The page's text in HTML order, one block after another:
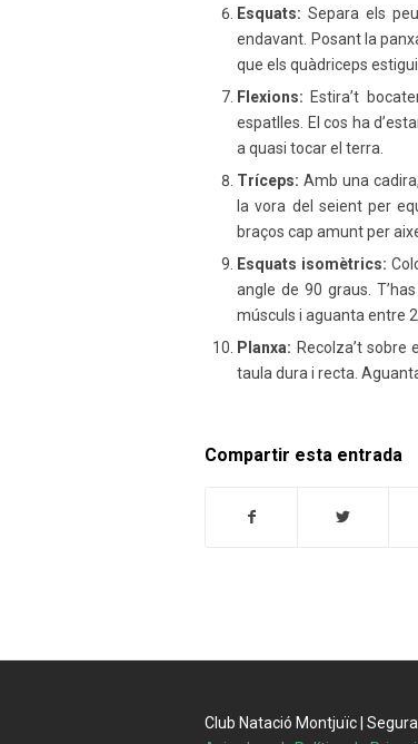
Esquats: Separa els
endavant. Posant la
que els quàdriceps
Flexions: Estira’t
espatlles. El cos ha
a quasi tocar el terra.
Tríceps: Amb una
la vora del seient per
braços cap amunt per
Esquats isomètrics:
angle de 90 graus.
músculs i aguanta entre
Planxa: Recolza’t
taula dura i recta.
Compartir esta entrada
Club Natació Montjuïc |